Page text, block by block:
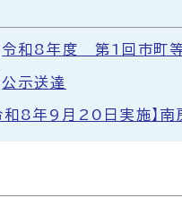
令和8年度 第1回市町
公示送達
和8年9月20日実施】